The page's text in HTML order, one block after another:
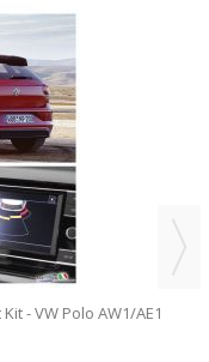
- VW Polo AW1/AE1